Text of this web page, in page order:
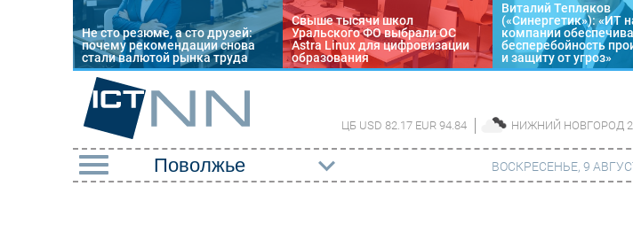
Не сто резюме, а сто друзей:
почему рекомендации снова
стали валютой рынка труда
Свыше тысячи школ
Уральского ФО выбрали ОС
Astra Linux для цифровизации
образования
Виталий Тепляков
(«Синергетик»): «ИТ
компании
бесперебойность
и защиту от угроз»
ЦБ USD 82.17 EUR 94.84 НИЖНИЙ НОВГОРОД
ВОСКРЕСЕНЬЕ, 9